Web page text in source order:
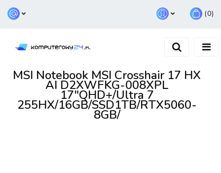
Zarejestruj się
(0)
MSI Notebook MSI Crosshair 17 HX
AI D2XWFKG-008XPL
17"QHD+/Ultra 7
255HX/16GB/SSD1TB/RTX5060-
8GB/